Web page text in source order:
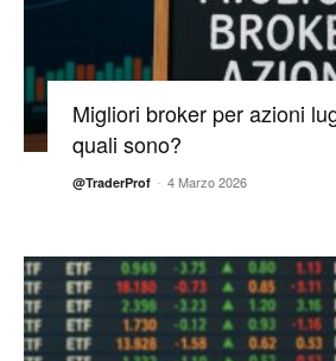
Migliori broker per azioni
quali sono?
@TraderProf - 4 Marzo 2026